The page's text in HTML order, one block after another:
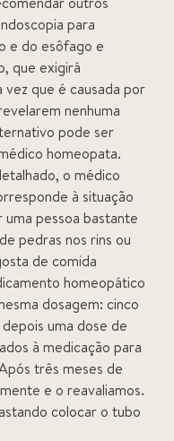
para
e do esôfago e
que exigirá
que é causada por
nenhuma
pode ser
homeopata.
o médico
à situação
pessoa bastante
pedras nos rins ou
de comida
homeopático
dosagem: cinco
uma dose de
à medicação para
três meses de
e o reavaliamos.
colocar o tubo